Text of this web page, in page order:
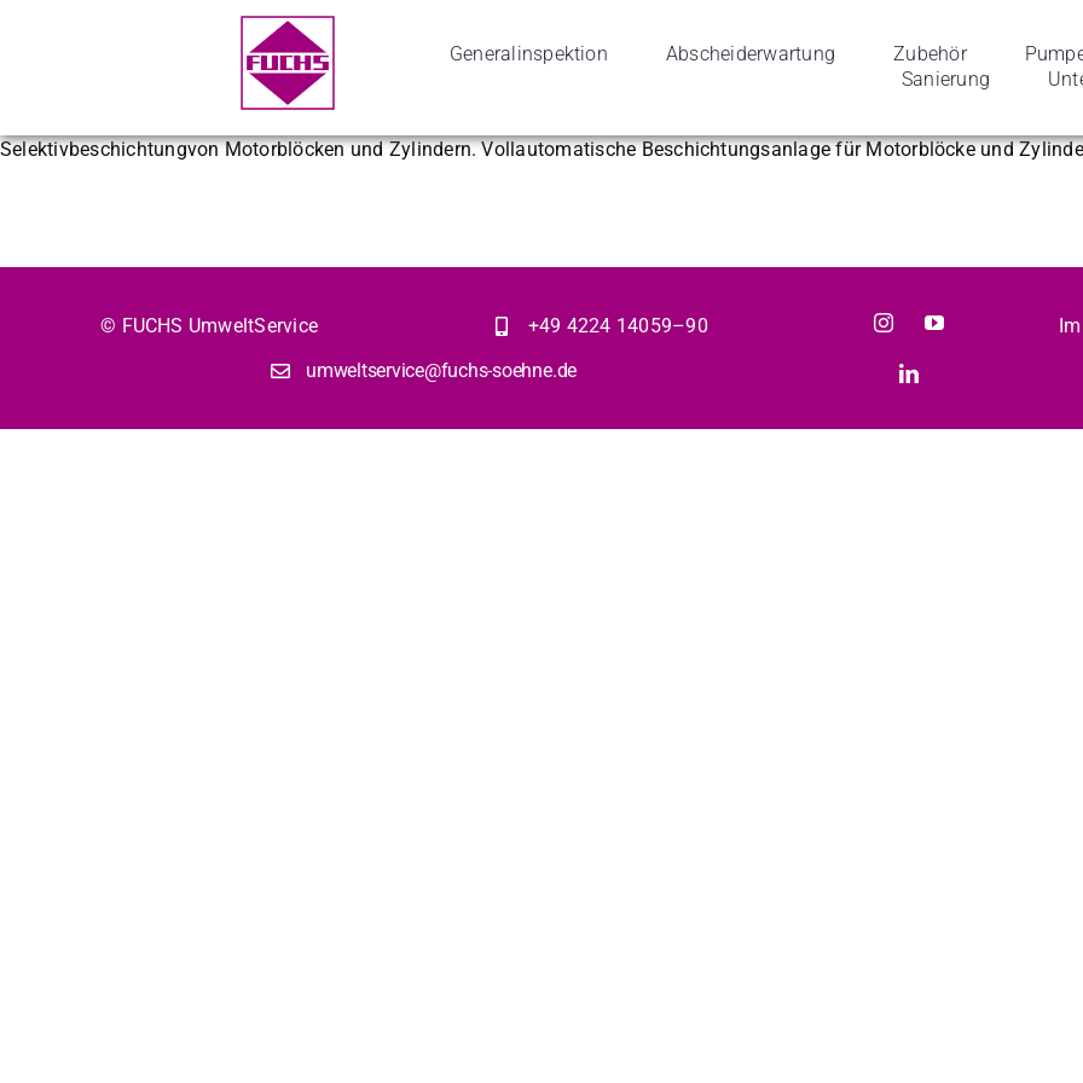
Gen­er­alin­spek­tion Abschei­der­wartung Zube­hör
Sanierung
Selektivbeschichtung von Motorblöcken
Selektivbeschichtungvon Motorblöcken und Zylindern. Vollautomatische Beschichtungsanlage für Motorblöcke und
© FUCHS Umwelt­Ser­vice
+49 4224 14059–90
umweltservice@fuchs-soehne.de